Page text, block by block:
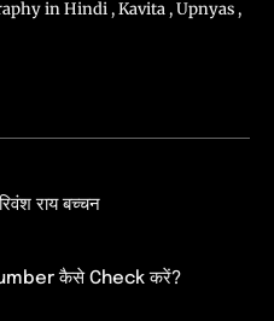
in Hindi , Kavita , Upnyas ,
राय बच्चन
कैसे Check करें?